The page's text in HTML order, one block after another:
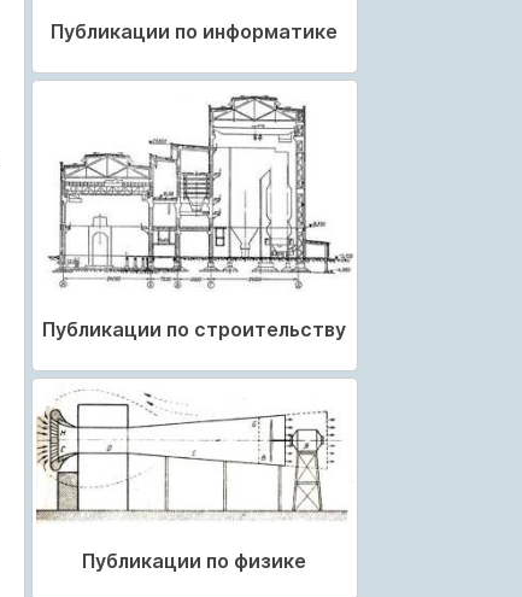
Публикации по информатике
Публикации по строительству
Публикации по физике